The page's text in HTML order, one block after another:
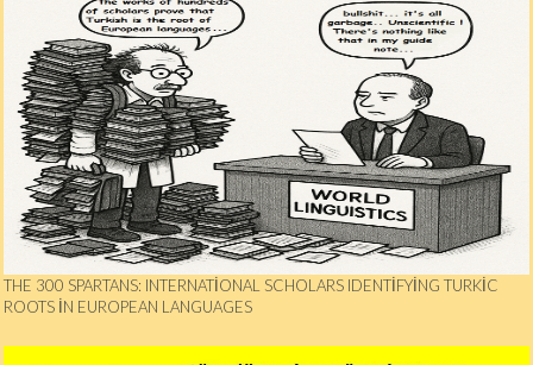
THE 300 SPARTANS: INTERNATIONAL SCHOLARS IDENTIFYING TURKIC
ROOTS IN EUROPEAN LANGUAGES